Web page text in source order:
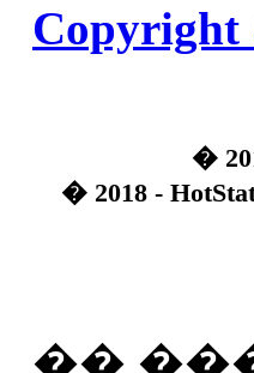
Copyright
�
� 2018 -
��